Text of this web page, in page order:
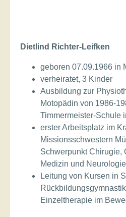
Dietlind Richter-Leifken
geboren 07.09.1966 in
verheiratet, 3 Kinder
Ausbildung zur
Motopädin von 1986-
Timmermeister-Schule
erster Arbeitsplatz im
Missionsschwestern
Schwerpunkt Chirugie,
Medizin und Neurologie
Leitung von Kursen in
Einzeltherapie im